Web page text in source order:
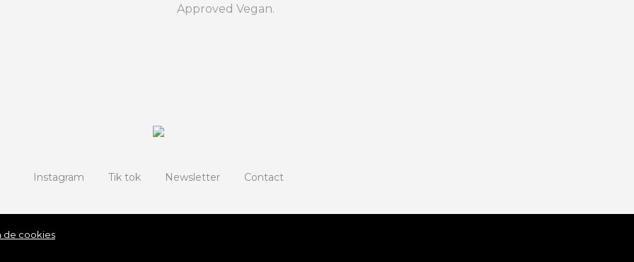
Approved Vegan.
Instagram Tik tok Newsletter Contact
de cookies